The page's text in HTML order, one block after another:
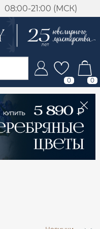
08:00-21:00 (МСК)
0 0